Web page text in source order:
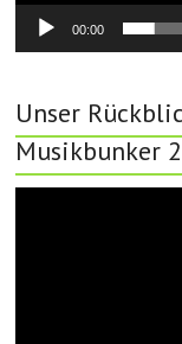
00:00
Unser
Musikbunker